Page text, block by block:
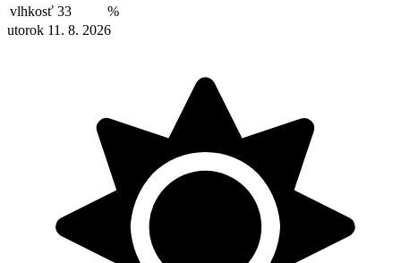
vlhkosť 33
%
utorok 11. 8. 2026